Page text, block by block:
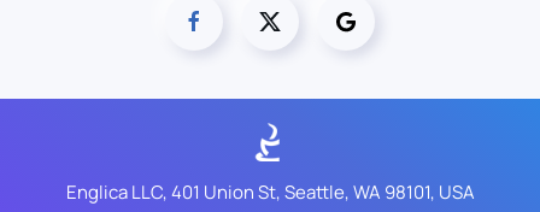
Englica LLC, 401 Union St, Seattle, WA 98101, USA